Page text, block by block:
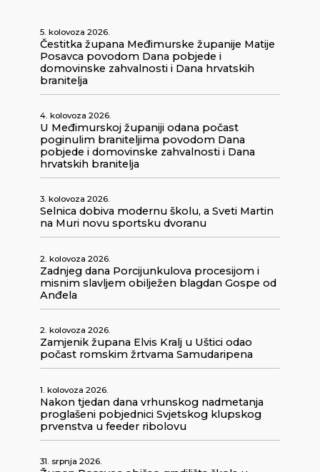
5. kolovoza 2026.
Čestitka župana Međimurske županije Matije
Posavca povodom Dana pobjede i
domovinske zahvalnosti i Dana hrvatskih
branitelja
4. kolovoza 2026.
U Međimurskoj županiji odana počast
poginulim braniteljima povodom Dana
pobjede i domovinske zahvalnosti i Dana
hrvatskih branitelja
3. kolovoza 2026.
Selnica dobiva modernu školu, a Sveti Martin
na Muri novu sportsku dvoranu
2. kolovoza 2026.
Zadnjeg dana Porcijunkulova procesijom i
misnim slavljem obilježen blagdan Gospe od
Anđela
2. kolovoza 2026.
Zamjenik župana Elvis Kralj u Uštici odao
počast romskim žrtvama Samudaripena
1. kolovoza 2026.
Nakon tjedan dana vrhunskog nadmetanja
proglašeni pobjednici Svjetskog klupskog
prvenstva u feeder ribolovu
31. srpnja 2026.